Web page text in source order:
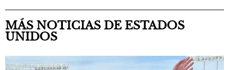
MÁS NOTICIAS DE ESTADOS
UNIDOS